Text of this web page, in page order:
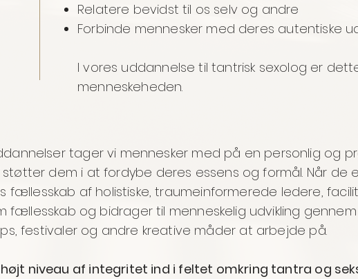
Relatere bevidst til os selv og andre
Forbinde mennesker med deres autentiske
I vores uddannelse til tantrisk sexolog er
menneskeheden.
tager vi mennesker med på en personlig og
dem i at fordybe deres essens og formål. Når de
fællesskab af holistiske, traumeinformerede ledere,
fællesskab og bidrager til menneskelig udvikling
festivaler og andre kreative måder at arbejde på.
niveau af integritet ind i feltet omkring tantra og